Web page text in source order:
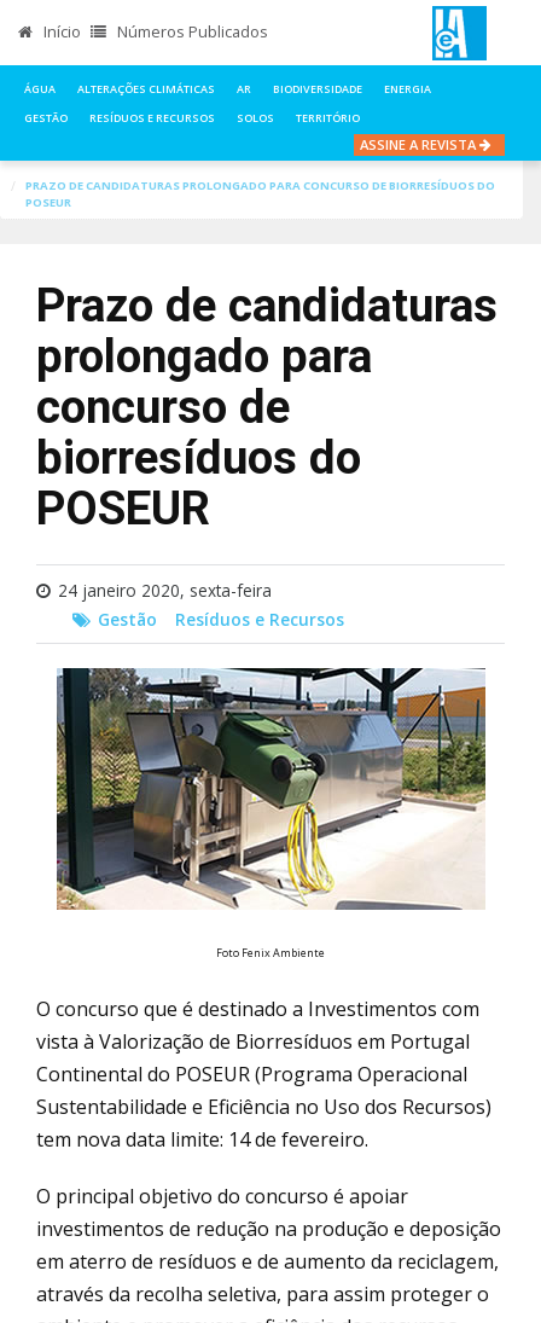
Início Números Publicados
ÁGUA ALTERAÇÕES CLIMÁTICAS AR BIODIVERSIDADE
ENERGIA
GESTÃO
RESÍDUOS E RECURSOS SOLOS TERRITÓRIO
ASSINE A REVISTA
PRAZO DE CANDIDATURAS PROLONGADO PARA CONCURSO DE BIORRESÍDUOS DO
POSEUR
Prazo de candidaturas
prolongado para
concurso de
biorresíduos do
POSEUR
24 janeiro 2020, sexta-feira
Gestão
Resíduos e Recursos
Foto Fenix Ambiente
O concurso que é destinado a Investimentos com
vista à Valorização de Biorresíduos em Portugal
Continental do POSEUR (Programa Operacional
Sustentabilidade e Eficiência no Uso dos Recursos)
tem nova data limite: 14 de fevereiro.
O principal objetivo do concurso é apoiar
investimentos de redução na produção e deposição
em aterro de resíduos e de aumento da reciclagem,
através da recolha seletiva, para assim proteger o